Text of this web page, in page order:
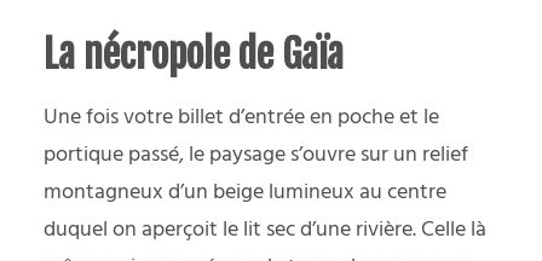
La nécropole de Gaïa
Une fois votre billet d’entrée en poche et le
portique passé, le paysage s’ouvre sur un relief
montagneux d’un beige lumineux au centre
duquel on aperçoit le lit sec d’une rivière. Celle là